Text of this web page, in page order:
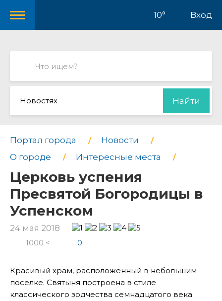
10° Вход
Новостях Найти
Портал города
Новости
О городе
Интересные места
Церковь успения
Пресвятой Богородицы в
Успенском
24 мая 2018
1000 < 0
Красивый храм, расположенный в небольшим
поселке. Святыня построена в стиле
классического зодчества семнадцатого века.